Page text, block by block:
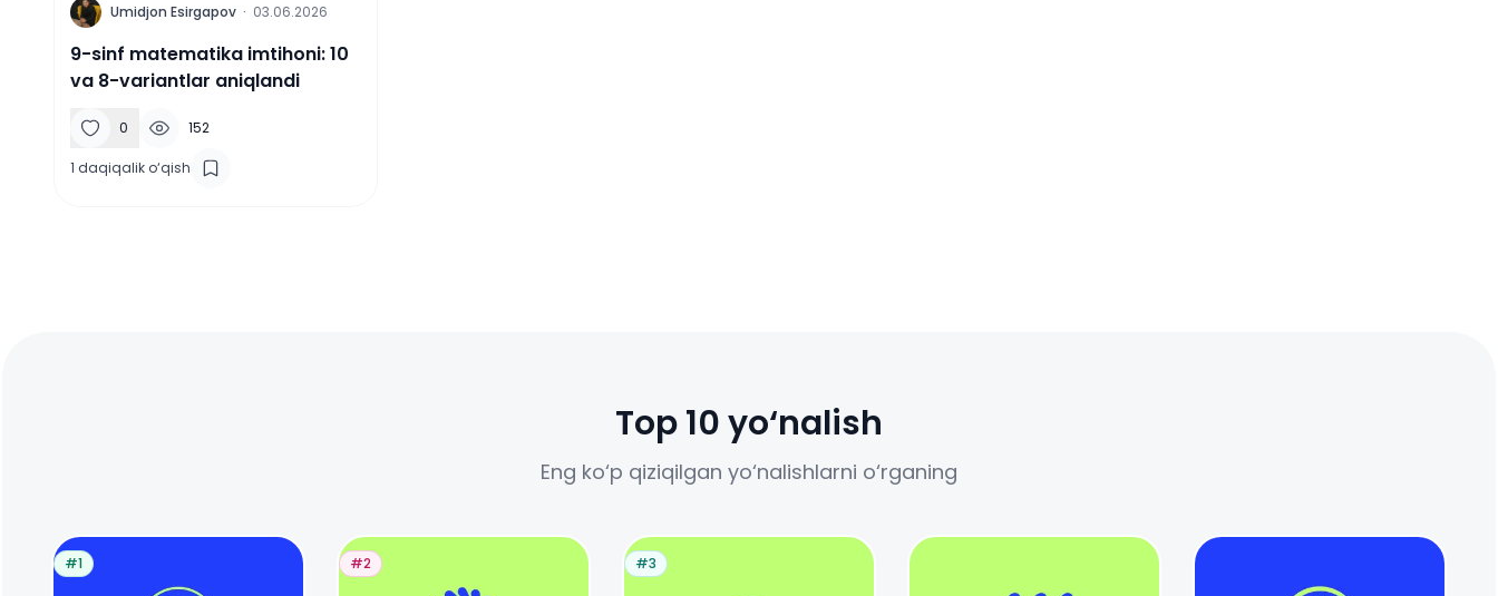
U Umidjon Esirgapov · 03.06.2026
9-sinf matematika imtihoni: 10
va 8-variantlar aniqlandi
0 152
1 daqiqalik o‘qish
Top 10 yo‘nalish
Eng ko‘p qiziqilgan yo‘nalishlarni o‘rganing
#1 #2 #3